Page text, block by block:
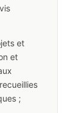
et
et
;